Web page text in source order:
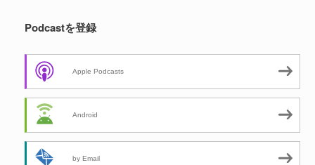
Podcastを登録
Apple Podcasts
Android
by Email